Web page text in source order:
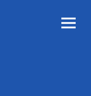
MENU